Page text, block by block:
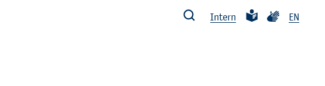
Such­ben In­tern Leich­te Spra­che
EN